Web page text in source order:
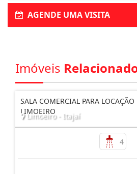
AGENDE UMA VISITA
Imóveis
SALA COMERCIAL PARA
LIMOEIRO
Limoeiro - Itajaí
4